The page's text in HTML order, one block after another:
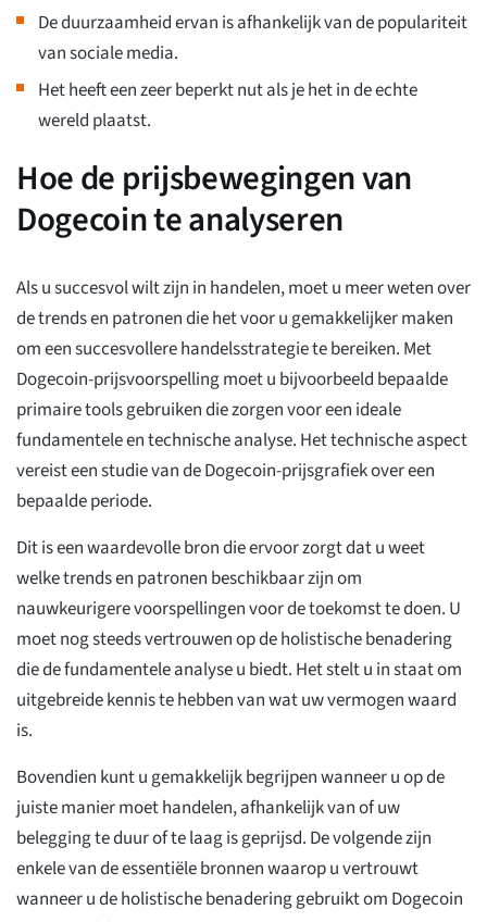
De duurzaamheid ervan is afhankelijk van de populariteit
van sociale media.
Het heeft een zeer beperkt nut als je het in de echte
wereld plaatst.
Hoe de prijsbewegingen van
Dogecoin te analyseren
Als u succesvol wilt zijn in handelen, moet u meer weten over
de trends en patronen die het voor u gemakkelijker maken
om een succesvollere handelsstrategie te bereiken. Met
Dogecoin-prijsvoorspelling moet u bijvoorbeeld bepaalde
primaire tools gebruiken die zorgen voor een ideale
fundamentele en technische analyse. Het technische aspect
vereist een studie van de Dogecoin-prijsgrafiek over een
bepaalde periode.
Dit is een waardevolle bron die ervoor zorgt dat u weet
welke trends en patronen beschikbaar zijn om
nauwkeurigere voorspellingen voor de toekomst te doen. U
moet nog steeds vertrouwen op de holistische benadering
die de fundamentele analyse u biedt. Het stelt u in staat om
uitgebreide kennis te hebben van wat uw vermogen waard
is.
Bovendien kunt u gemakkelijk begrijpen wanneer u op de
juiste manier moet handelen, afhankelijk van of uw
belegging te duur of te laag is geprijsd. De volgende zijn
enkele van de essentiële bronnen waarop u vertrouwt
wanneer u de holistische benadering gebruikt om Dogecoin